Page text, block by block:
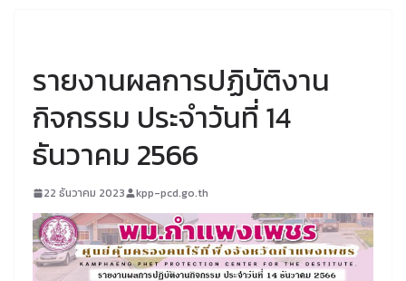
รายงานผลการปฏิบัติงาน
กิจกรรม ประจำวันที่ 14
ธันวาคม 2566
22 ธันวาคม 2023 kpp-pcd.go.th